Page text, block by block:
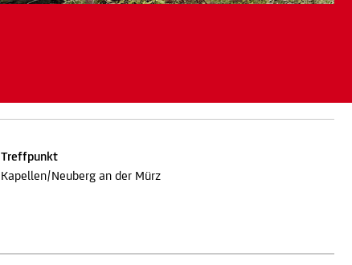
Treffpunkt
Kapellen/Neuberg an der Mürz